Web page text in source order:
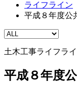
ライフライン
平成８年度公
土木工事ライフラ
平成８年度